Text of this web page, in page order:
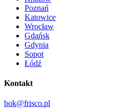
Poznań
Katowice
Wrocław
Gdańsk
Gdynia
Sopot
Łódź
Kontakt
bok@frisco.pl